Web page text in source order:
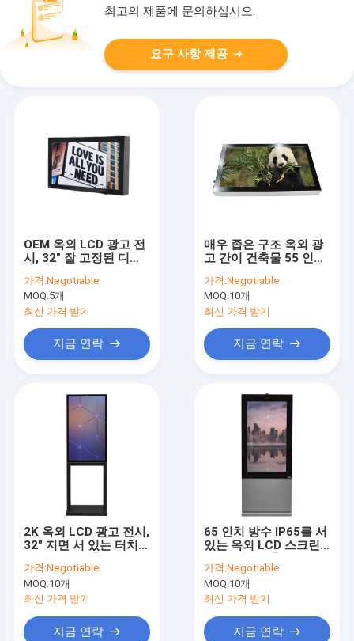
최고의 제품에 문의하십시오.
요구 사항 제공
OEM 옥외 LCD 광고 전
시, 32" 잘 고정된 디지
가격:Negotiable
MOQ:5개
최신 가격 받기
지금 연락
매우 좁은 구조 옥외 광
고 간이 건축물 55 인치
다
가격:Negotiable
MOQ:10개
최신 가격 받기
지금 연락
2K 옥외 LCD 광고 전시,
32" 지면 서 있는 터치스
nits
가격:Negotiable
MOQ:10개
최신 가격 받기
지금 연락
65 인치 방수 IP65를 서
있는 옥외 LCD 스크린
가격:Negotiable
MOQ:10개
최신 가격 받기
지금 연락